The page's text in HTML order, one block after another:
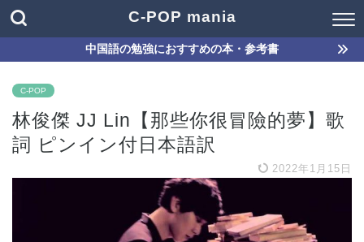
C-POP mania
中国語の勉強におすすめの本・参考書
C-POP
林俊傑 JJ Lin【那些你很冒險的夢】歌
詞 ピンイン付日本語訳
2022年1月15日